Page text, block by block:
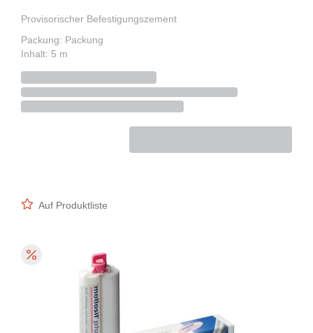
Provisorischer Befestigungszement
Packung: Packung
Inhalt: 5 m
Auf Produktliste